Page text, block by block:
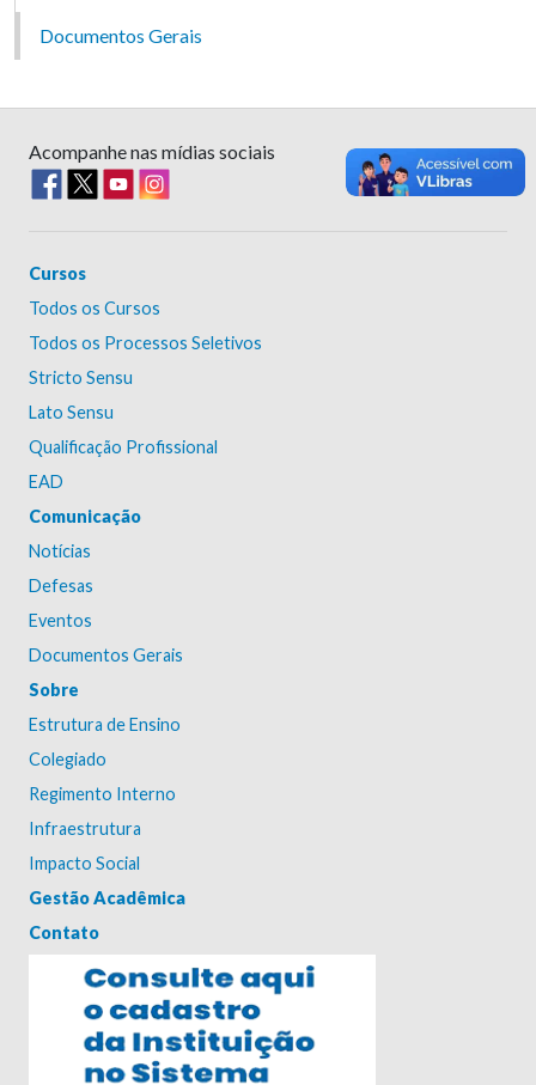
Documentos Gerais
Acompanhe nas mídias sociais
Cursos
Todos os Cursos
Todos os Processos Seletivos
Stricto Sensu
Lato Sensu
Qualificação Profissional
EAD
Comunicação
Notícias
Defesas
Eventos
Documentos Gerais
Sobre
Estrutura de Ensino
Colegiado
Regimento Interno
Infraestrutura
Impacto Social
Gestão Acadêmica
Contato